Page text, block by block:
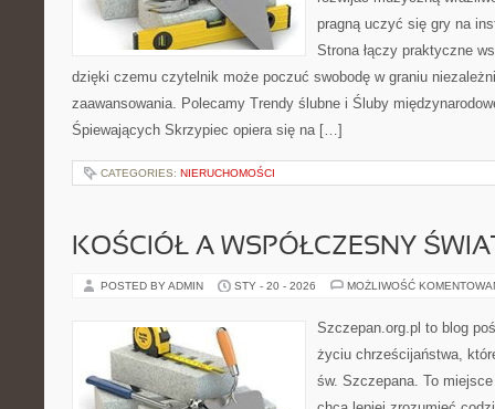
pragną uczyć się gry na
Strona łączy praktyczne
dzięki czemu czytelnik może poczuć swobodę w graniu
zaawansowania. Polecamy Trendy ślubne i Śluby
Śpiewających Skrzypiec opiera się na […]
CATEGORIES: NIERUCHOMOŚCI
KOŚCIÓŁ A WSPÓŁCZESNY
POSTED BY ADMIN STY - 20 - 2026 MOŻLIWOŚĆ
Szczepan.org.pl to blog
życiu chrześcijaństwa,
św. Szczepana. To